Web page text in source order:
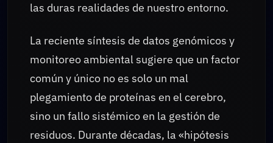
las duras realidades de nuestro entorno.
La reciente síntesis de datos genómicos y
monitoreo ambiental sugiere que un factor
común y único no es solo un mal
plegamiento de proteínas en el cerebro,
sino un fallo sistémico en la gestión de
residuos. Durante décadas, la «hipótesis